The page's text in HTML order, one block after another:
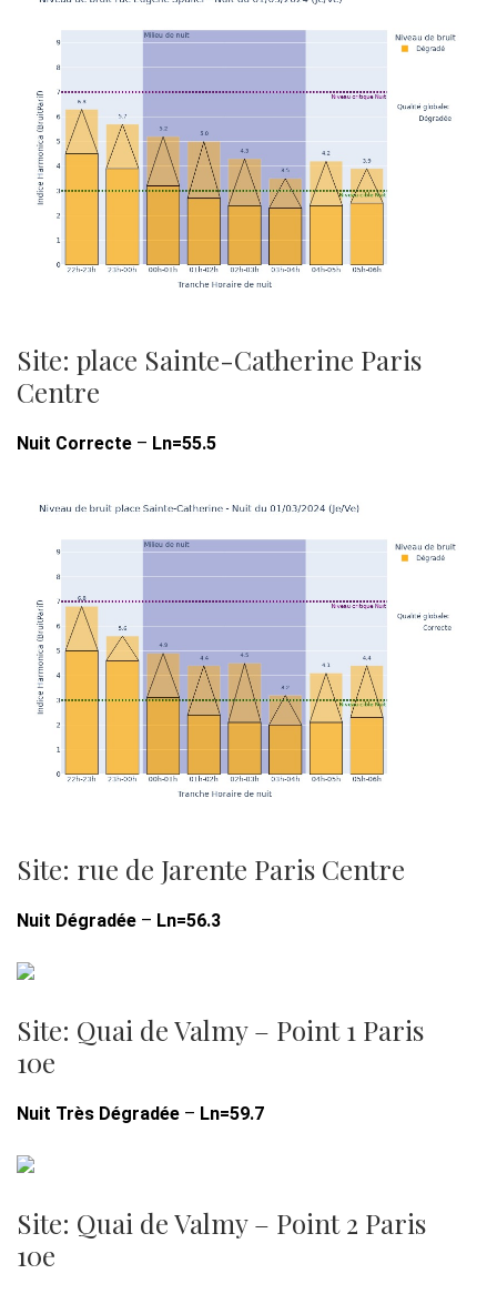
Site: place Sainte-Catherine Paris
Centre
Nuit Correcte – Ln=55.5
Site: rue de Jarente Paris Centre
Nuit Dégradée – Ln=56.3
Site: Quai de Valmy – Point 1 Paris
10e
Nuit Très Dégradée – Ln=59.7
Site: Quai de Valmy – Point 2 Paris
10e